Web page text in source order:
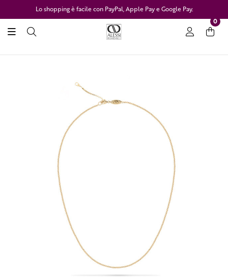
Lo shopping è facile con PayPal, Apple Pay e Google Pay.
0